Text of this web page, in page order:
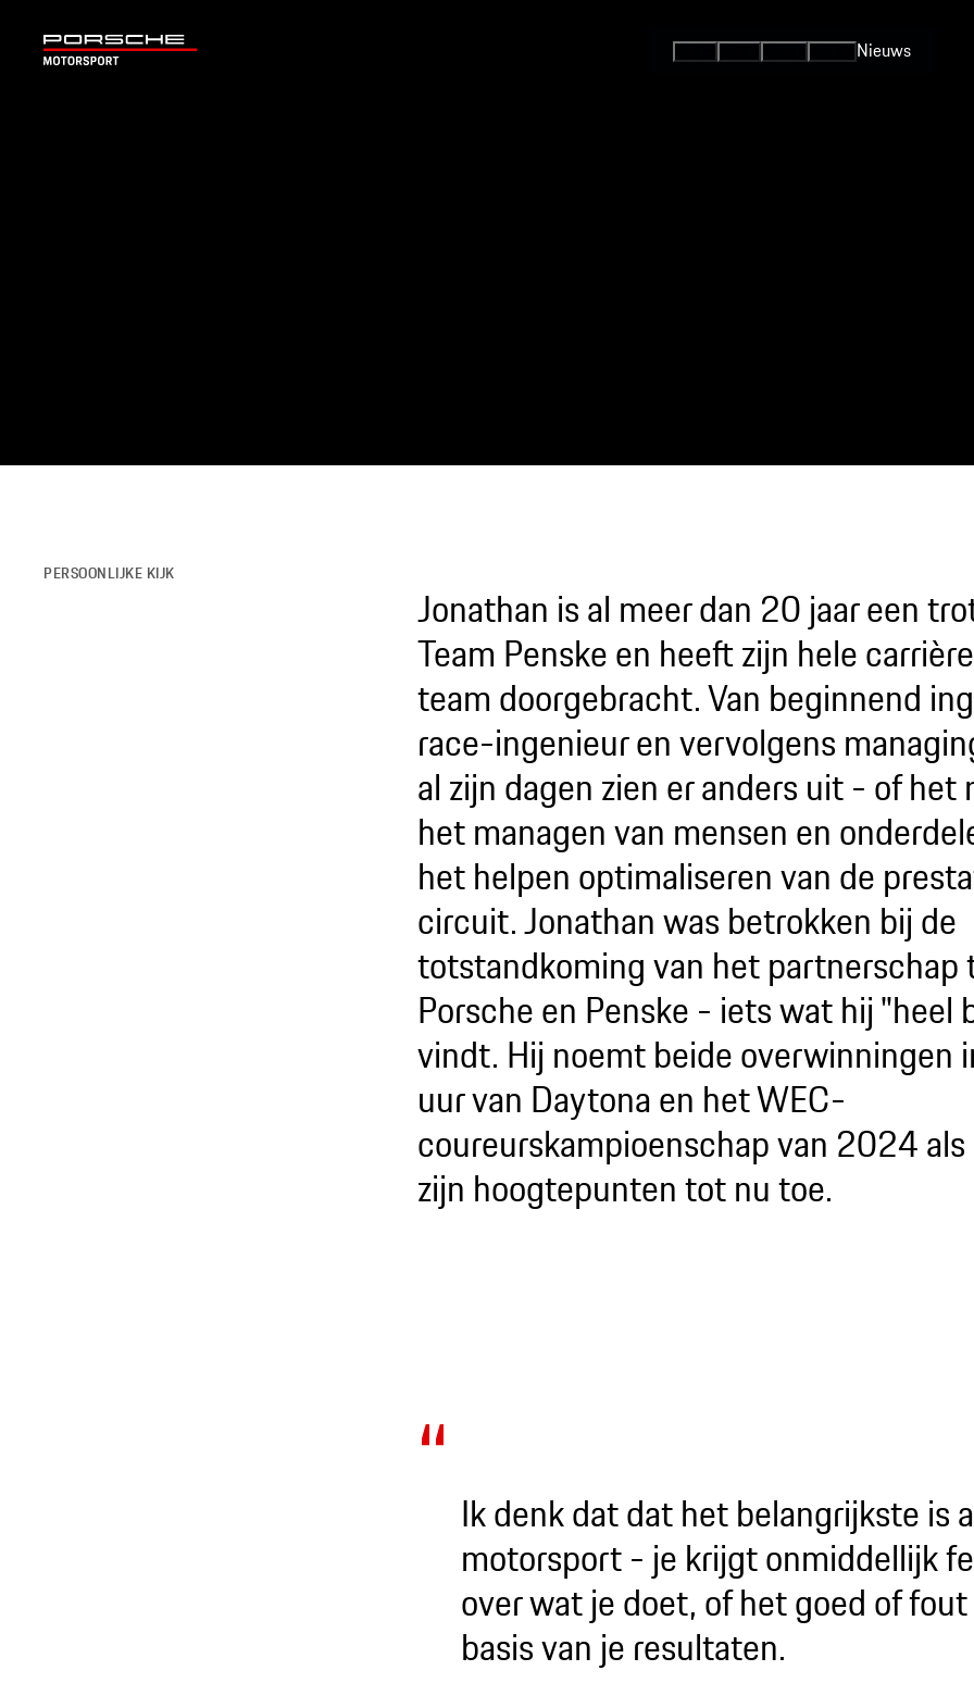
Nieuws
PERSOONLIJKE KIJK
Jonathan is al meer dan 20 jaar een
Team Penske en heeft zijn hele
team doorgebracht. Van beginnend
race-ingenieur en vervolgens
al zijn dagen zien er anders uit - of het
het managen van mensen en
het helpen optimaliseren van de
circuit. Jonathan was betrokken bij de
totstandkoming van het partnerschap
Porsche en Penske - iets wat hij "heel
vindt. Hij noemt beide overwinningen
uur van Daytona en het WEC-
coureurskampioenschap van 2024 als
zijn hoogtepunten tot nu toe.
Ik denk dat dat het belangrijkste is
motorsport - je krijgt onmiddellijk
over wat je doet, of het goed of
basis van je resultaten.